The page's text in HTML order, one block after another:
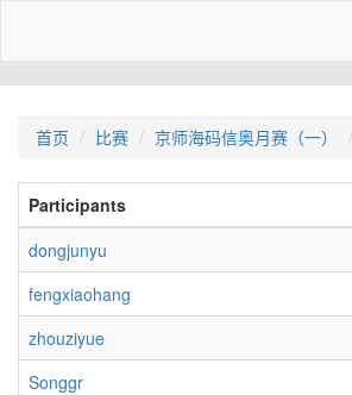
首页 比赛 京师海码信奥月赛（一）
Participants
dongjunyu
fengxiaohang
zhouziyue
Songgr